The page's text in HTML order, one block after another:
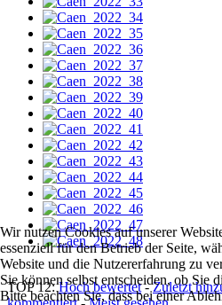
TOP 12:Hoch bewertet-Zuletzt
Wir nutzen Cookies auf unserer
essenziell für den Betrieb der Seite,
Website und die Nutzererfahrung zu
Sie können selbst entscheiden, ob Sie
Bitte beachten Sie, dass bei einer